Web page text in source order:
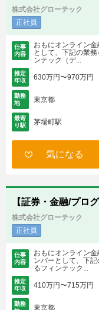
株式会社グローテック
正社員
仕事
内容
おもにオンライン
として、下記の業
ンテック（デ...
推定
年収
630万円〜970万円
勤務
地
東京都
最寄
り駅
茅場町駅
気になる
【証券・金融/プロ
株式会社グローテック
正社員
仕事
内容
おもにオンライン
ンバーとして、下
るフィンテック...
推定
年収
410万円〜715万円
勤務
東京都